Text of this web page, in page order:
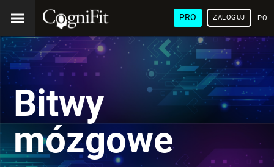
PRO ZALOGUJ
Bitwy
mózgowe